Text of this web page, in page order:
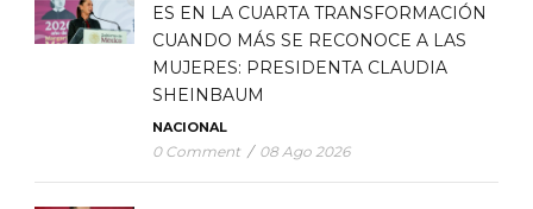
ES EN LA CUARTA TRANSFORMACIÓN
CUANDO MÁS SE RECONOCE A LAS
MUJERES: PRESIDENTA CLAUDIA
SHEINBAUM
NACIONAL
0 Comment / 08 Ago 2026